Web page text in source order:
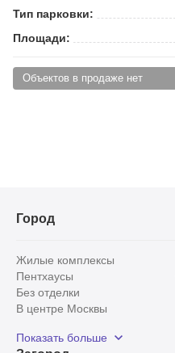
Тип парковки:
Площади:
Объектов в продаже нет
Город
Жилые комплексы
Пентхаусы
Без отделки
В центре Москвы
Рядом с парком
Показать больше